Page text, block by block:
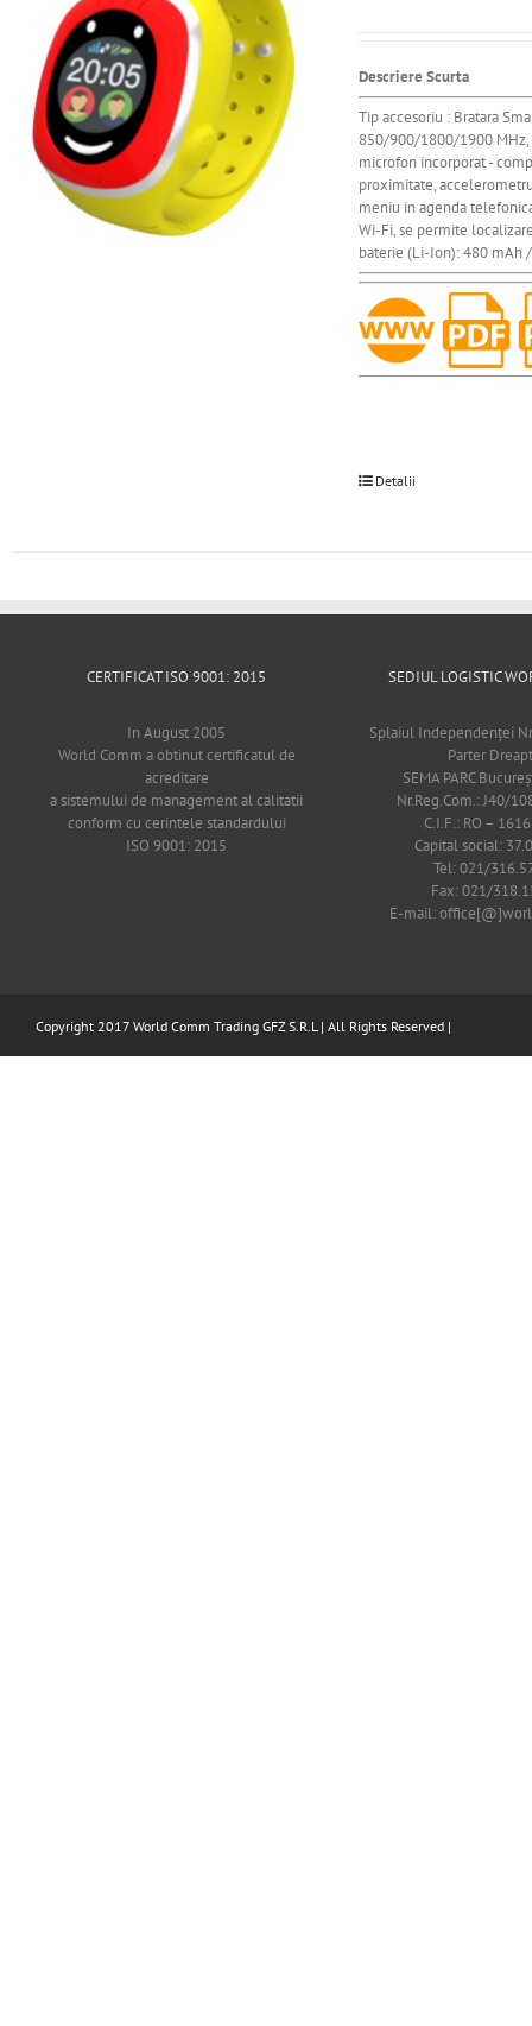
Descriere Scurta
Tip accesoriu : Bratara
850/900/1800/1900 MHz,
microfon incorporat -
proximitate,
meniu in agenda
Wi-Fi, se permite
baterie (Li-Ion): 480 mAh
Detalii
CERTIFICAT ISO 9001: 2015
In August 2005
World Comm a obtinut certificatul de
acreditare
a sistemului de management al calitatii
conform cu cerintele standardului
ISO 9001: 2015
SEDIUL LOGISTIC
Splaiul Independenţei
Parter
SEMA PARC
Nr.Reg.Com.: J40/
C.I.F.: RO –
Capital social:
Tel: 021/
Fax: 021/
E-mail:
Copyright 2017 World Comm Trading GFZ S.R.L | All Rights Reserved |